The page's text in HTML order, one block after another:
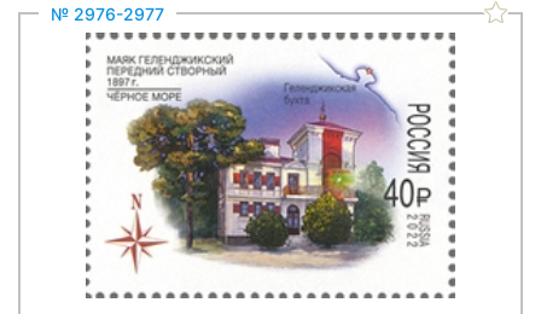
№ 2976-2977